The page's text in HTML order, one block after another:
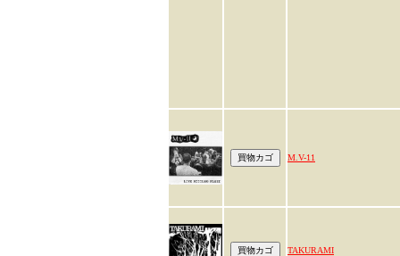
M.V-11
TAKURAMI